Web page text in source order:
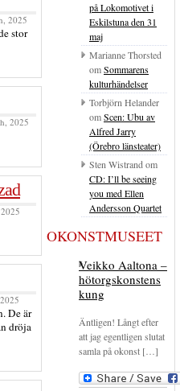
2025
stor
2025
De är
dröja
på Lokomotivet i
Eskilstuna den 31
maj
Marianne Thorsted
omSommarens
kulturhändelser
Torbjörn Helander
omScen: Ubu av
Alfred Jarry
(Örebro länsteater)
Sten Wistrand om
CD: I’ll be seeing
you med Ellen
Andersson Quartet
OKONSTMUSEET
Veikko Aaltona –
hötorgskonstens
kung
Äntligen! Långt efter
att jag egentligen slutat
samla på okonst […]